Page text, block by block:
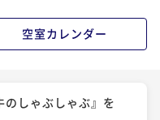
空室カレンダー
しゃぶしゃぶ』を